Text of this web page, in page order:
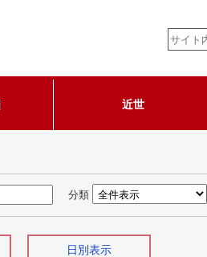
近世
分類
日別表示